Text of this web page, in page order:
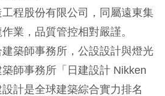
程股份有限公司，同屬遠東集
業，品質管控相對嚴謹。
築師事務所，公設設計與燈光
師事務所「日建設計 Nikken
計是全球建築綜合實力排名